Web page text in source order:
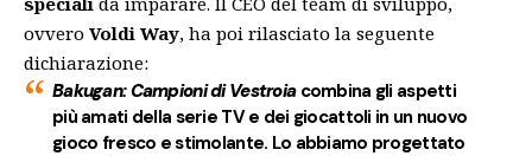
ovvero Voldi Way, ha poi rilasciato la seguente
dichiarazione:
Bakugan: Campioni di Vestroiacombina gli aspetti
più amati della serie TV e dei giocattoli in un nuovo
gioco fresco e stimolante. Lo abbiamo progettato